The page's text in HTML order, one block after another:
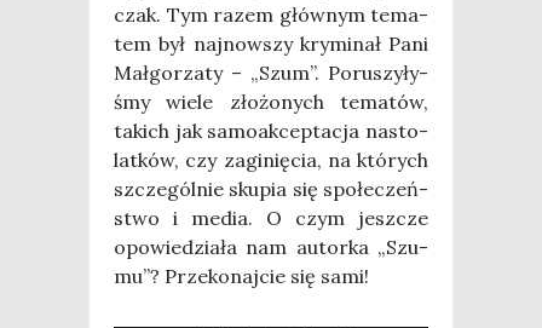
czak. Tym razem głów­nym tema­
tem był naj­now­szy kry­mi­nał Pani
Mał­go­rza­ty – „Szum”. Poru­szy­ły­
śmy wie­le zło­żo­nych tema­tów,
takich jak samo­ak­cep­ta­cja nasto­
lat­ków, czy zagi­nię­cia, na któ­rych
szcze­gól­nie sku­pia się spo­łe­czeń­
stwo i media. O czym jesz­cze
opo­wie­dzia­ła nam autor­ka „Szu­
mu”? Prze­ko­naj­cie się sami!